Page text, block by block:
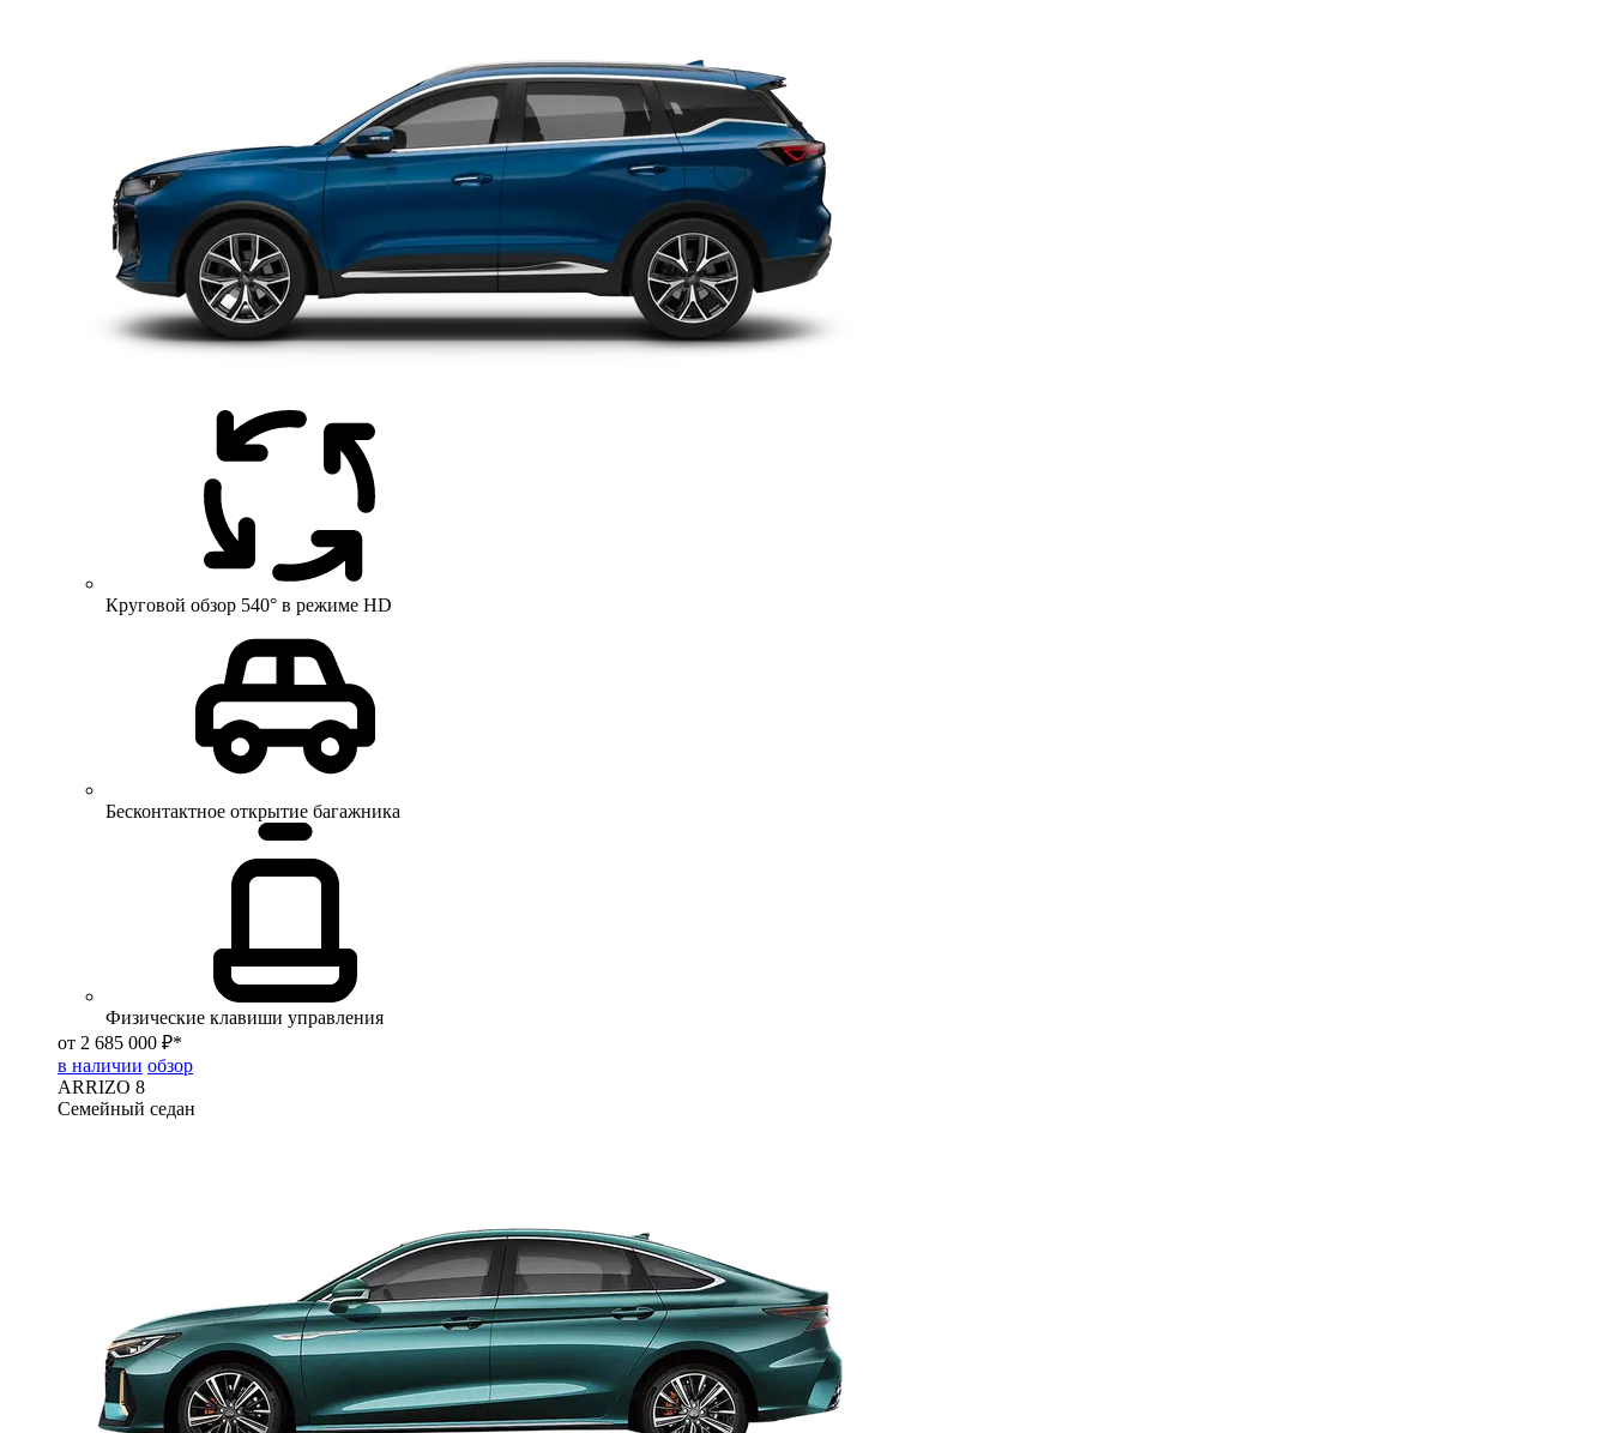
Круговой обзор 540° в режиме HD
Бесконтактное открытие багажника
Физические клавиши управления
от 2 685 000 ₽*
в наличии обзор
ARRIZO 8
Семейный седан